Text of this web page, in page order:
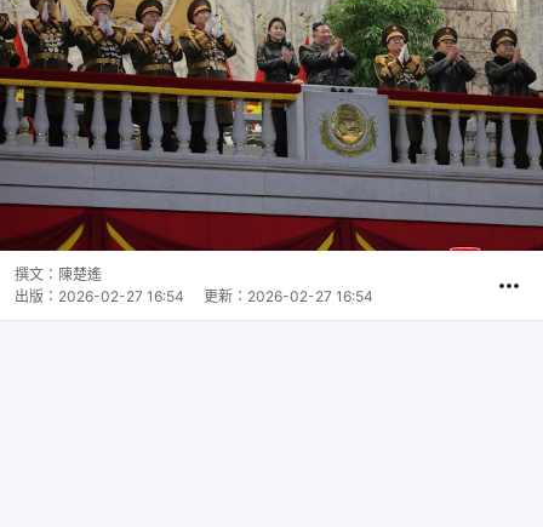
撰文： 陳楚遙
出版： 2026-02-27 16:54 更新： 2026-02-27 16:54